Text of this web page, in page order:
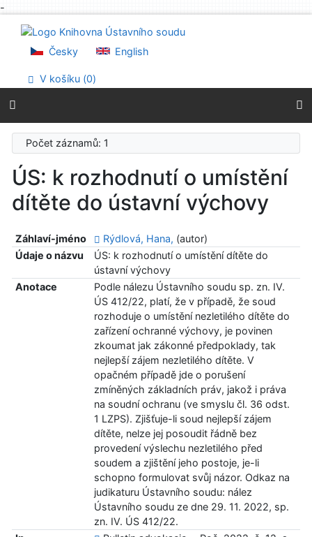
-
Přejít na menu
Prohlášení o webové přístupnosti
Česky English
V košíku (0)
Počet záznamů: 1
ÚS: k rozhodnutí o umístění
dítěte do ústavní výchovy
Záhlaví-jméno Rýdlová, Hana, (autor)
Údaje o názvu
ÚS: k rozhodnutí o umístění dítěte do
ústavní výchovy
Anotace
Podle nálezu Ústavního soudu sp. zn. IV.
ÚS 412/22, platí, že v případě, že soud
rozhoduje o umístění nezletilého dítěte do
zařízení ochranné výchovy, je povinen
zkoumat jak zákonné předpoklady, tak
nejlepší zájem nezletilého dítěte. V
opačném případě jde o porušení
zmíněných základních práv, jakož i práva
na soudní ochranu (ve smyslu čl. 36 odst.
1 LZPS). Zjišťuje-li soud nejlepší zájem
dítěte, nelze jej posoudit řádně bez
provedení výslechu nezletilého před
soudem a zjištění jeho postoje, je-li
schopno formulovat svůj názor. Odkaz na
judikaturu Ústavního soudu: nález
Ústavního soudu ze dne 29. 11. 2022, sp.
zn. IV. ÚS 412/22.